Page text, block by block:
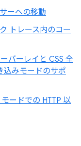
ーへの移動
トレース内のコー
バーレイと CSS 全
込みモードのサポ
ードでの HTTP 以